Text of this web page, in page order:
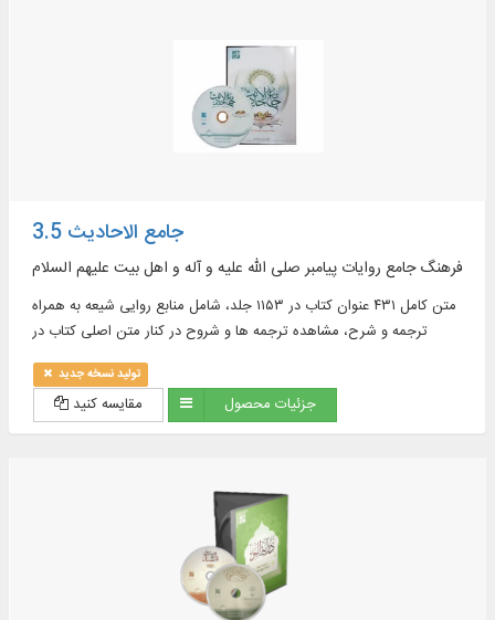
ومعاجم اللغة باللغتين العربية و الفارسية في ۶۲ مجلداً بقابليات البحث
جامع الاحادیث 3.5
فرهنگ جامع روایات پیامبر صلی الله علیه و آله و اهل بیت علیهم السلام
متن کامل ۴۳۱ عنوان کتاب در ۱۱۵۳ جلد، شامل منابع روایی شیعه به همراه
ترجمه و شرح، مشاهده ترجمه ها و شروح در کنار متن اصلی کتاب در
تولید نسخه جدید
مقایسه کنید جزئیات محصول